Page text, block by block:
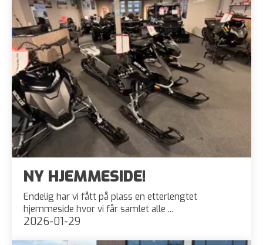
NY HJEMMESIDE!
Endelig har vi fått på plass en etterlengtet
hjemmeside hvor vi får samlet alle ...
2026-01-29